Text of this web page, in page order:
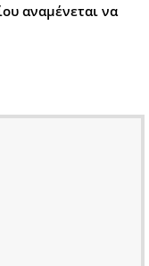
αναμένεται να